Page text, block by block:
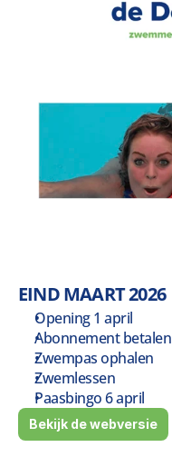
EIND MAART 2026
Opening 1 april
Abonnement betalen
Zwempas ophalen
Zwemlessen
Paasbingo 6 april
Bekijk de webversie